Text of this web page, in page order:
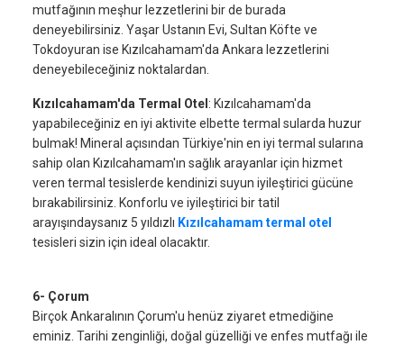
mutfağının meşhur lezzetlerini bir de burada
deneyebilirsiniz. Yaşar Ustanın Evi, Sultan Köfte ve
Tokdoyuran ise Kızılcahamam'da Ankara lezzetlerini
deneyebileceğiniz noktalardan.
Kızılcahamam'da Termal Otel : Kızılcahamam'da
yapabileceğiniz en iyi aktivite elbette termal sularda huzur
bulmak! Mineral açısından Türkiye'nin en iyi termal sularına
sahip olan Kızılcahamam'ın sağlık arayanlar için hizmet
veren termal tesislerde kendinizi suyun iyileştirici gücüne
bırakabilirsiniz. Konforlu ve iyileştirici bir tatil
arayışındaysanız 5 yıldızlı Kızılcahamam termal otel
tesisleri sizin için ideal olacaktır.
6- Çorum
Birçok Ankaralının Çorum'u henüz ziyaret etmediğine
eminiz. Tarihi zenginliği, doğal güzelliği ve enfes mutfağı ile